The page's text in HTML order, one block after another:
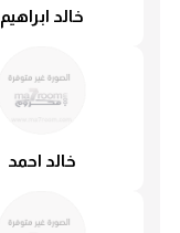
خالد ابراهيم
خالد احمد